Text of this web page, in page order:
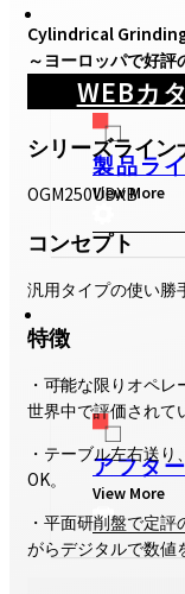
製品ラ
View More
アフタ
View More
Cylindrical
～ヨーロッパで好評
WEBカ
シリーズライン
OGM250UDXB
コンセプト
汎用タイプの使い勝
特徴
・可能な限りオペ
世界中で評価されて
・テーブル左右送
OK。
・平面研削盤で定
がらデジタルで数値